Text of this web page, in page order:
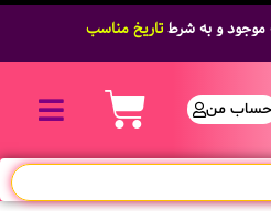
و به شرط قیمت مناسب
حساب من